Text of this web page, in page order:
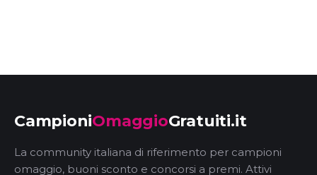
CampioniOmaggioGratuiti.it
La community italiana di riferimento per campioni
omaggio, buoni sconto e concorsi a premi. Attivi